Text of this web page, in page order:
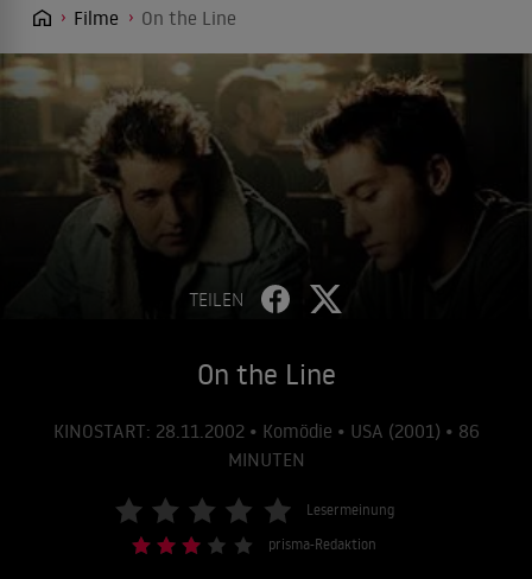
Filme On the Line
TEILEN
On the Line
KINOSTART: 28.11.2002 • Komödie • USA (2001) • 86
MINUTEN
Lesermeinung
prisma-Redaktion